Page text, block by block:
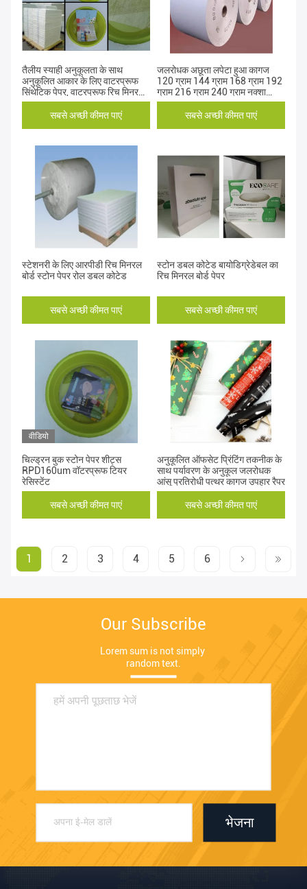
तैलीय स्याही अनुकूलता के साथ
अनुकूलित आकार के लिए वाटरप्रूफ
सिंथेटिक पेपर, वाटरप्रूफ रिच मिनरल
पेपर
सबसे अच्छी कीमत पाएं
जलरोधक अछूता लपेटा हुआ कागज
120 ग्राम 144 ग्राम 168 ग्राम 192
ग्राम 216 ग्राम 240 ग्राम नक्शा
मुद्रण के लिए पत्थर का कागज
सबसे अच्छी कीमत पाएं
स्टेशनरी के लिए आरपीडी रिच मिनरल
बोर्ड स्टोन पेपर रोल डबल कोटेड
सबसे अच्छी कीमत पाएं
स्टोन डबल कोटेड बायोडिग्रेडेबल का
रिच मिनरल बोर्ड पेपर
सबसे अच्छी कीमत पाएं
वीडियो
चिल्ड्रन बुक स्टोन पेपर शीट्स
RPD160um वॉटरप्रूफ टियर
रेसिस्टेंट
सबसे अच्छी कीमत पाएं
अनुकूलित ऑफसेट प्रिंटिंग तकनीक के
साथ पर्यावरण के अनुकूल जलरोधक
आंसू प्रतिरोधी पत्थर कागज उपहार रैपर
सबसे अच्छी कीमत पाएं
1 2 3 4 5 6
Our Subscribe
Lorem sum is not simply
random text.
भेजना